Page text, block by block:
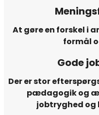
At gøre en forskel i
formål
Gode
Der er stor
pædagogik og
jobtryghed og